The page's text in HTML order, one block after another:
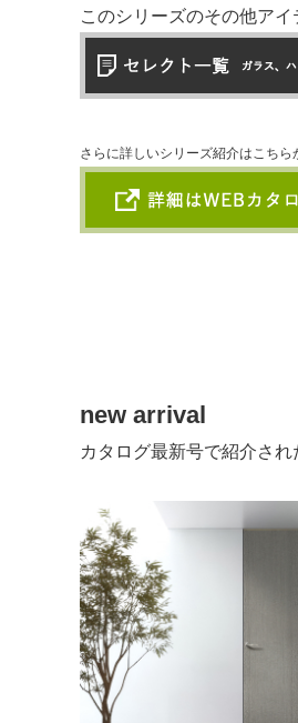
このシリーズのその他アイ
さらに詳しいシリーズ紹介はこちら
new arrival
カタログ最新号で紹介され